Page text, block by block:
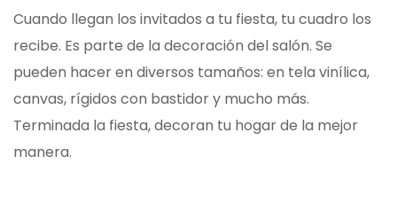
Cuando llegan los invitados a tu fiesta, tu cuadro los
recibe. Es parte de la decoración del salón. Se
pueden hacer en diversos tamaños: en tela vinílica,
canvas, rígidos con bastidor y mucho más.
Terminada la fiesta, decoran tu hogar de la mejor
manera.